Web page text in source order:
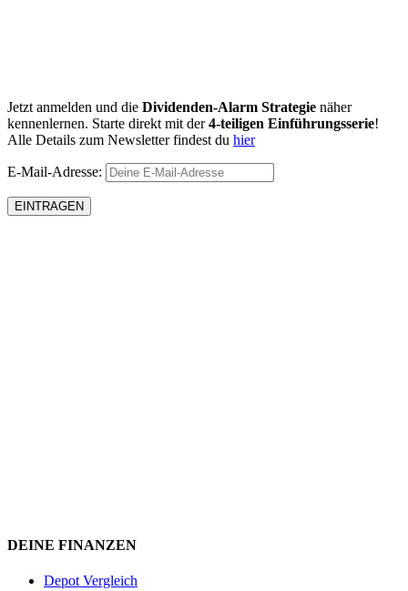
Jetzt anmelden und die Dividenden-Alarm Strategie näher
kennenlernen. Starte direkt mit der4-teiligen Einführungsserie!
Alle Details zum Newsletter findest du hier
E-Mail-Adresse:
DEINE FINANZEN
Depot Vergleich